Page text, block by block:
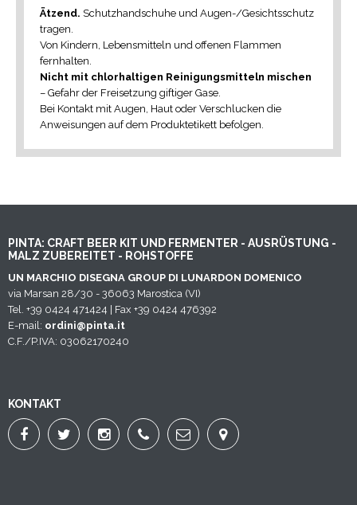
Ätzend. Schutzhandschuhe und Augen-/Gesichtsschutz
tragen.
Von Kindern, Lebensmitteln und offenen Flammen
fernhalten.
Nicht mit chlorhaltigen Reinigungsmitteln mischen
– Gefahr der Freisetzung giftiger Gase.
Bei Kontakt mit Augen, Haut oder Verschlucken die
Anweisungen auf dem Produktetikett befolgen.
PINTA: CRAFT BEER KIT UND FERMENTER - AUSRÜSTUNG -
MALZ ZUBEREITET - ROHSTOFFE
UN MARCHIO DISEGNA GROUP DI LUNARDON DOMENICO
via Marsan 28/30 - 36063 Marostica (VI)
Tel. +39 0424 471424 | Fax +39 0424 476392
E-mail: ordini@pinta.it
C.F./P.IVA: 03062170240
KONTAKT